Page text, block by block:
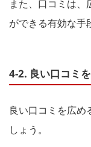
また、口コミは、
ができる有効な手
4-2. 良い口コミ
良い口コミを広め
しょう。